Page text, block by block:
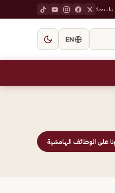
تابعنا:
EN
على الوظائف الهامشية